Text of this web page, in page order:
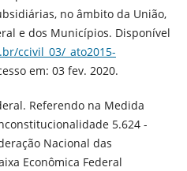
no âmbito da União,
e dos Municípios. Disponível
ccivil_03/_ato2015-
em: 03 fev. 2020.
Referendo na Medida
5.624 -
Nacional das
Econômica Federal